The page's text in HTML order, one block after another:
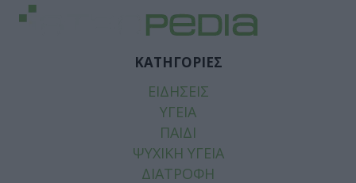
ΚΑΤΗΓΟΡΙΕΣ
ΕΙΔΗΣΕΙΣ
ΥΓΕΙΑ
ΠΑΙΔΙ
ΨΥΧΙΚΗ ΥΓΕΙΑ
ΔΙΑΤΡΟΦΗ